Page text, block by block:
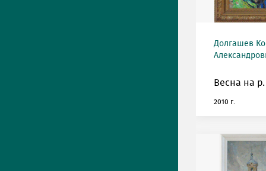
Долгашев
Весна на
2010 г.